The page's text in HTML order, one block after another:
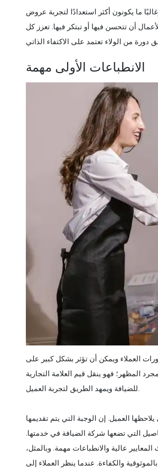
ما يكونون أكثر استعدادًا لتجربة عروض
أن تتحسن فيها أو تبتكر فيها. تعزز كل
الانطباعات الأولى مهمة
العملاء ويمكن أن تؤثر بشكل كبير على
المظهر؛ فهو ينقل قيم العلامة التجارية
للضيافة ويمهد الطريق لتجربة العميل.
العميل. إن الوجبة التي يتم تقديمها
التي تضعها شركة الضيافة في خدمتها.
عالية والانطباعات مهمة. وبالمثل،
والكفاءة. عندما ينظر العملاء إلى